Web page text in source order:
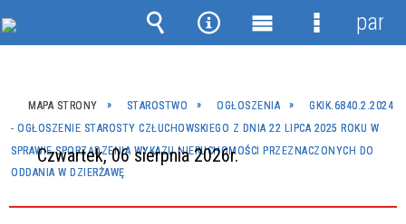
Czwartek, 06 sierpnia 2026r.
MAPA STRONY STAROSTWO OGŁOSZENIA
GKIK.6840.2.2024
- OGŁOSZENIE STAROSTY CZŁUCHOWSKIEGO Z DNIA 22 LIPCA 2025 ROKU W
SPRAWIE SPORZĄDZENIA WYKAZU NIERUCHOMOŚCI PRZEZNACZONYCH DO
ODDANIA W DZIERŻAWĘ
Wyszukiwarka
Narzędzia
Menu Menu
panel